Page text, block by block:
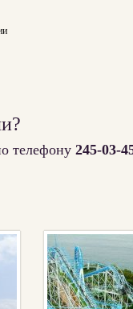
телефону 245-03-